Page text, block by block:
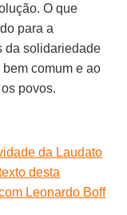
O que
para a
da solidariedade
comum e ao
povos.
da Laudato
desta
Leonardo Boff